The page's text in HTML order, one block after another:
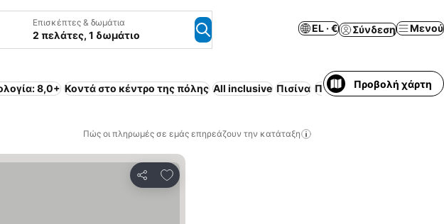
Επισκέπτες & δωμάτια
2 πελάτες, 1 δωμάτιο
EL · € Σύνδεση Μενού
8,0+ Κοντά στο κέντρο της πόλης All inclusive Πισίνα Περιλαμβάνεται πρωινό
Προβολή χάρτη
Πώς οι πληρωμές σε εμάς επηρεάζουν την κατάταξη
Κοινοποίηση
Προσθήκη στα αγαπημένα